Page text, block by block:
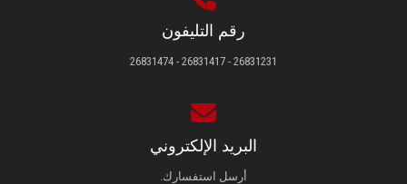
رقم التليفون
26831231 - 26831417 - 26831474
البريد الإلكتروني
أرسل استفسارك.